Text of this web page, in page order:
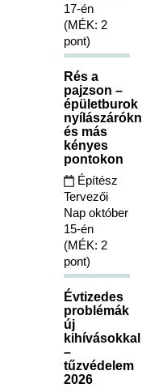
17-én
(MÉK: 2
pont)
Rés a
pajzson –
épületburok
és más
kényes
pontokon
Építész
Tervezői
Nap október
15-én
(MÉK: 2
pont)
Évtizedes
problémák
új
kihívásokkal
–
tűzvédelem
2026